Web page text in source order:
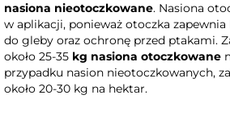
nasiona nieotoczkowane. Nasiona
w aplikacji, ponieważ otoczka zapewnia
do gleby oraz ochronę przed ptakami.
około 25-35 kg nasiona otoczkowane
przypadku nasion nieotoczkowanych,
około 20-30 kg na hektar.